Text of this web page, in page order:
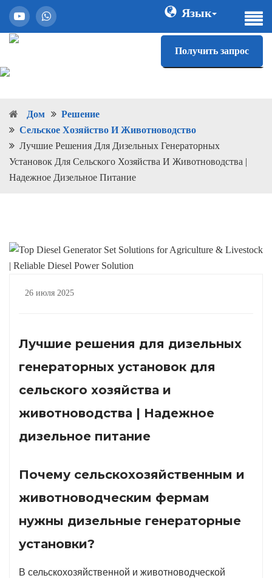
Язык
Получить запрос
Дом
Решение
Сельское Хозяйство И Животноводство
Лучшие Решения Для Дизельных Генераторных
Установок Для Сельского Хозяйства И Животноводства |
Надежное Дизельное Питание
26 июля 2025
Лучшие решения для дизельных
генераторных установок для
сельского хозяйства и
животноводства | Надежное
дизельное питание
Почему сельскохозяйственным и
животноводческим фермам
нужны дизельные генераторные
установки?
В сельскохозяйственной и животноводческой